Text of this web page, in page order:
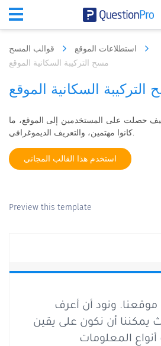
مسح التركيبة السكانية الموقع
التركيبة السكانية الموقع
حصلت على المستخدمين إلى الموقع، ما
كانوا مهتمين، والتعريف الديموغرافي.
استخدم هذا القالب المجاني
Preview this template